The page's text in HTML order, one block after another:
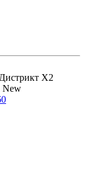
Дистрикт Х2
New